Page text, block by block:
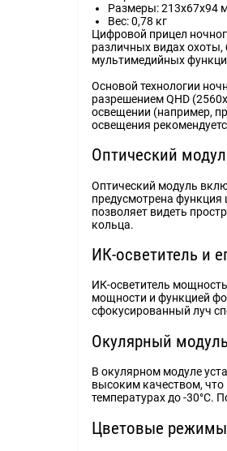
Размеры: 213x67x94
Вес: 0,78 кг
Цифровой прицел
различных видах
мультимедийных
Основой технологии
разрешением QHD
освещении (например,
освещения
Оптический
Оптический модуль
предусмотрена функция
позволяет видеть
кольца.
ИК-осветитель и
ИК-осветитель
мощности и функцией
сфокусированный луч
Окулярный
В окулярном модуле
высоким качеством,
температурах до -30°C.
Цветовые